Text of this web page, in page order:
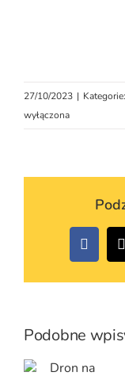
27/10/2023 | Kategorie:
wyłączona
X
Podobne